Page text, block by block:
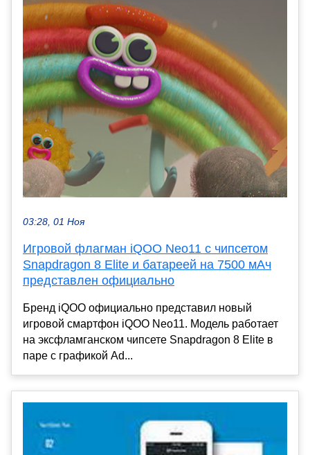
03:28, 01 Ноя
Игровой флагман iQOO Neo11 с чипсетом
Snapdragon 8 Elite и батареей на 7500 мАч
представлен официально
Бренд iQOO официально представил новый
игровой смартфон iQOO Neo11. Модель работает
на эксфламганском чипсете Snapdragon 8 Elite в
паре с графикой Ad...